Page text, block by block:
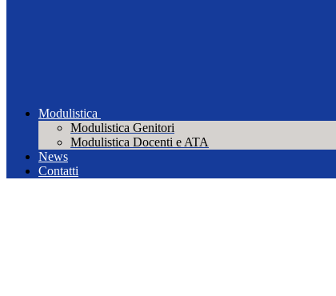
Modulistica
Modulistica Genitori
Modulistica Docenti e ATA
News
Contatti